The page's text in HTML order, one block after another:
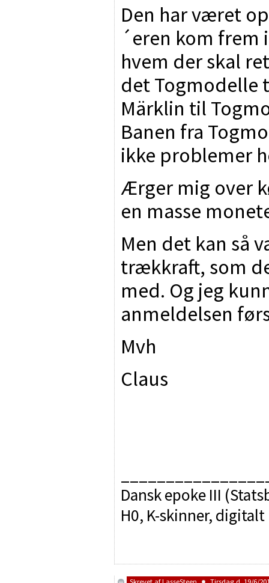
Den har været
´eren kom frem
hvem der skal
det Togmodelle
Märklin til
Banen fra
ikke problemer
Ærger mig over
en masse
Men det kan så
trækkraft, som
med. Og jeg
anmeldelsen
Mvh
Claus
Dansk epoke III
H0, K-skinner, digitalt